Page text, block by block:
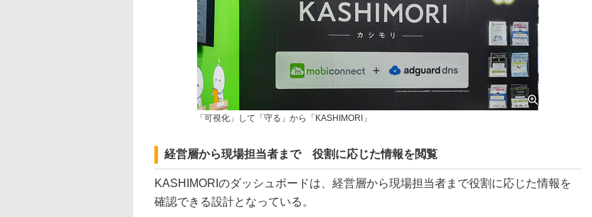
「可視化」して「守る」から「KASHIMORI」
経営層から現場担当者まで 役割に応じた情報を閲覧
KASHIMORIのダッシュボードは、経営層から現場担当者まで役割に応じた情報を
確認できる設計となっている。